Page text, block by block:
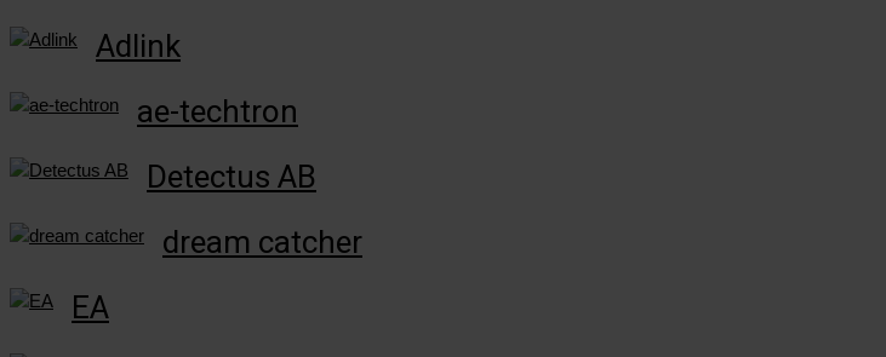
Adlink
ae-techtron
Detectus AB
dream catcher
EA